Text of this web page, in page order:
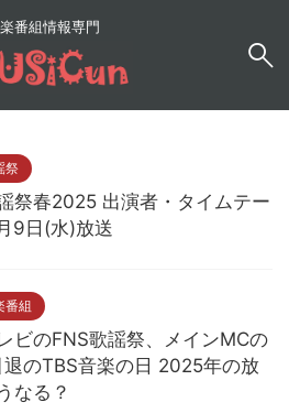
番組情報専門
祭
祭春2025 出演者・タイムテー
9日(水)放送
番組
ビのFNS歌謡祭、メインMCの
退のTBS音楽の日 2025年の放
なる？